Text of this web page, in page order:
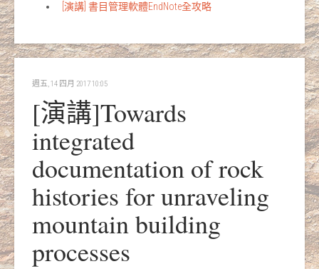
[演講] 書目管理軟體EndNote全攻略
週五, 14 四月 2017 10:05
[演講]Towards
integrated
documentation of rock
histories for unraveling
mountain building
processes